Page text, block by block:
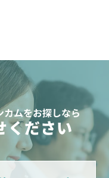
カムをお探しなら
ください